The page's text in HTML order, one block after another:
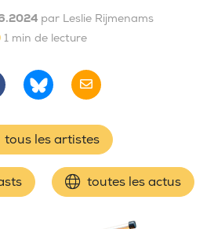
par Leslie Rijmenams
1 min de lecture
tous les artistes
toutes les actus